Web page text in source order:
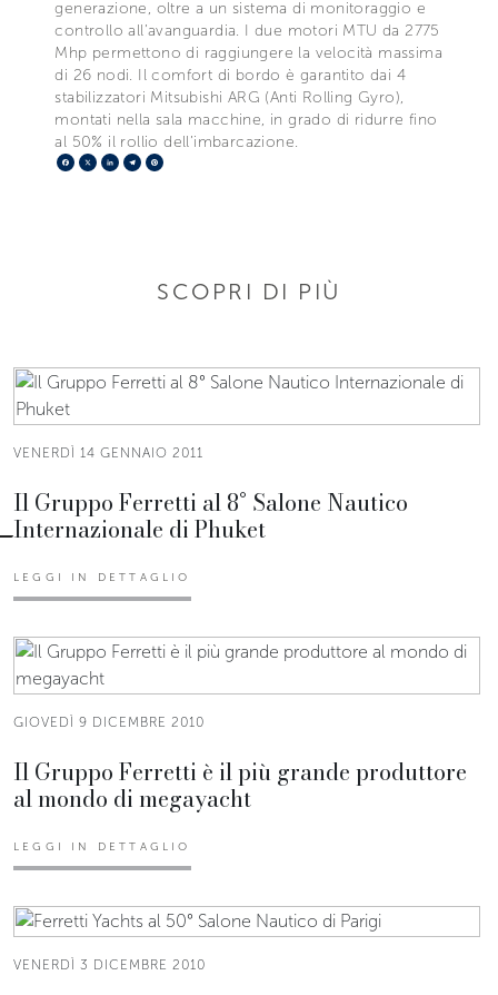
generazione, oltre a un sistema di monitoraggio e
controllo all’avanguardia. I due motori MTU da 2775
Mhp permettono di raggiungere la velocità massima
di 26 nodi. Il comfort di bordo è garantito dai 4
stabilizzatori Mitsubishi ARG (Anti Rolling Gyro),
montati nella sala macchine, in grado di ridurre fino
al 50% il rollio dell’imbarcazione.
Facebook
X LinkedIn
Telegram
SCOPRI DI PIÙ
VENERDÌ 14 GENNAIO 2011
Il Gruppo Ferretti al 8° Salone Nautico
Internazionale di Phuket
LEGGI IN DETTAGLIO
GIOVEDÌ 9 DICEMBRE 2010
Il Gruppo Ferretti è il più grande produttore
al mondo di megayacht
LEGGI IN DETTAGLIO
VENERDÌ 3 DICEMBRE 2010